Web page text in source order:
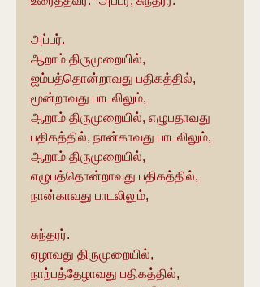
அப்பர்.
ஆறாம் திருமுறையில்,
ஐம்பத்தொன்றாவது பதிகத்தில்,
மூன்றாவது பாடலிலும்,
ஆறாம் திருமுறையில், எழுபதாவது
பதிகத்தில், நான்காவது பாடலிலும்,
ஆறாம் திருமுறையில்,
எழுபத்தொன்றாவது பதிகத்தில்,
நான்காவது பாடலிலும்,
சுந்தரர்.
ஏழாவது திருமுறையில்,
நாற்பத்தேழாவது பதிகத்தில்,